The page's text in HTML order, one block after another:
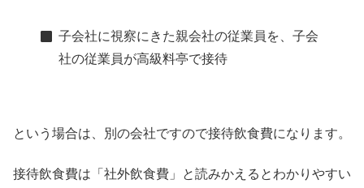
子会社に視察にきた親会社の従業員を、子会
社の従業員が高級料亭で接待
という場合は、別の会社ですので接待飲食費になります。
接待飲食費は「社外飲食費」と読みかえるとわかりやすい